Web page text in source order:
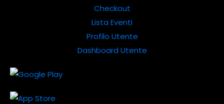
Checkout
Lista Eventi
Profilo Utente
Dashboard Utente